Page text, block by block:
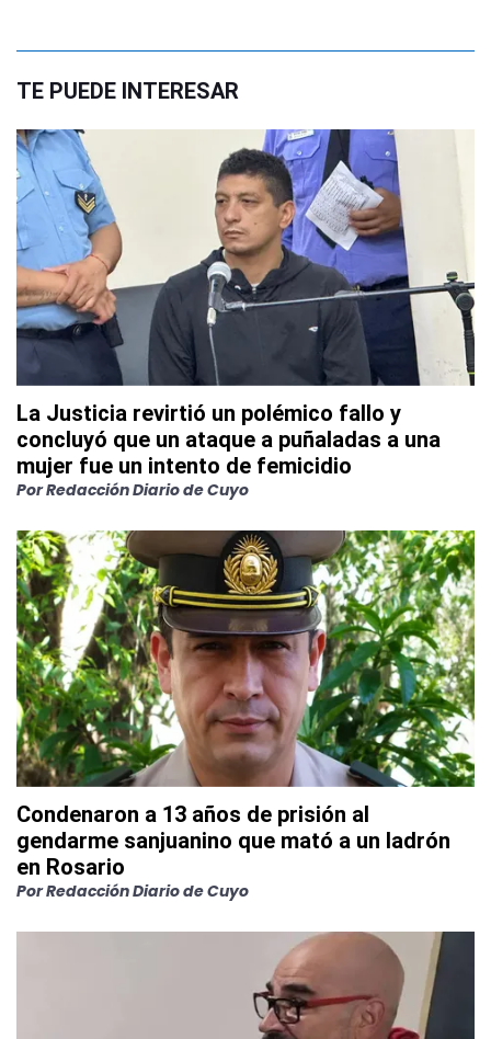
TE PUEDE INTERESAR
La Justicia revirtió un polémico fallo y
concluyó que un ataque a puñaladas a una
mujer fue un intento de femicidio
PorRedacción Diario de Cuyo
Condenaron a 13 años de prisión al
gendarme sanjuanino que mató a un ladrón
en Rosario
PorRedacción Diario de Cuyo